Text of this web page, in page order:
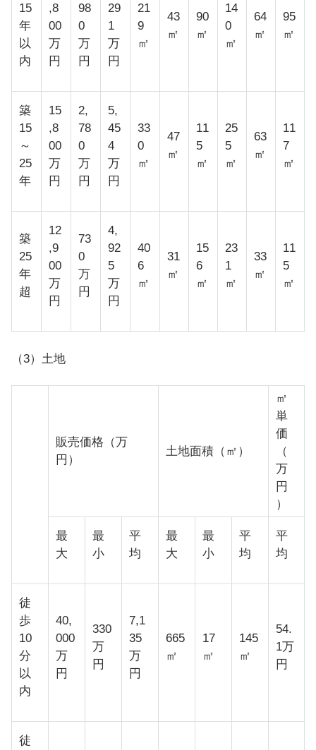
15
年
以
内
,8
00
万
円
98
0
万
円
29
1
万
円
21
9
㎡
43
㎡
90
㎡
14
0
㎡
64
㎡
95
㎡
築
15
～
25
年
15
,8
00
万
円
2,
78
0
万
円
5,
45
4
万
円
33
0
㎡
47
㎡
11
5
㎡
25
5
㎡
63
㎡
11
7
㎡
築
25
年
超
12
,9
00
万
円
73
0
万
円
4,
92
5
万
円
40
6
㎡
31
㎡
15
6
㎡
23
1
㎡
33
㎡
11
5
㎡
（3）土地
販売価格（万
円）
土地面積（㎡）
㎡
単
価
（
万
円
）
最
大
最
小
平
均
最
大
最
小
平
均
平
均
徒
歩
10
分
以
内
40,
000
万
円
330
万
円
7,1
35
万
円
665
㎡
17
㎡
145
㎡
54.
1万
円
徒